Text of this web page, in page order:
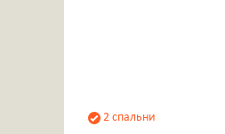
2 спальни